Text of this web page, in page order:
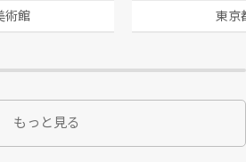
術館 東京
もっと見る